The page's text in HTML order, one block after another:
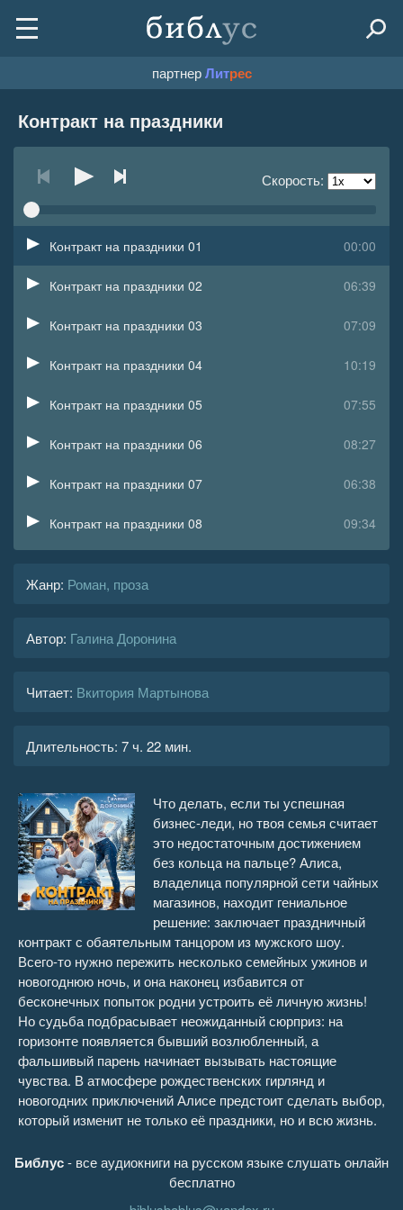
партнерЛитрес
Контракт на праздники
Скорость:
00:00
Контракт на праздники 01
06:39
Контракт на праздники 02
07:09
Контракт на праздники 03
10:19
Контракт на праздники 04
07:55
Контракт на праздники 05
08:27
Контракт на праздники 06
06:38
Контракт на праздники 07
09:34
Контракт на праздники 08
Контракт на праздники 11
Контракт на праздники 15
08:28
Контракт на праздники 16
08:56
Контракт на праздники 17
08:46
Контракт на праздники 18
11:14
Контракт на праздники 19
08:19
Контракт на праздники 20
Контракт на праздники 21
Контракт на праздники 22
11:48
Контракт на праздники 23
08:56
Контракт на праздники 24
Жанр: Роман, проза
Автор: Галина Доронина
Читает: Вкитория Мартынова
Длительность: 7 ч. 22 мин.
Что делать, если ты успешная
бизнес-леди, но твоя семья считает
это недостаточным достижением
без кольца на пальце? Алиса,
владелица популярной сети чайных
магазинов, находит гениальное
решение: заключает праздничный
контракт с обаятельным танцором из мужского шоу.
Всего-то нужно пережить несколько семейных ужинов и
новогоднюю ночь, и она наконец избавится от
бесконечных попыток родни устроить её личную жизнь!
Но судьба подбрасывает неожиданный сюрприз: на
горизонте появляется бывший возлюбленный, а
фальшивый парень начинает вызывать настоящие
чувства. В атмосфере рождественских гирлянд и
новогодних приключений Алисе предстоит сделать выбор,
который изменит не только её праздники, но и всю жизнь.
Библус- все аудиокниги на русском языке слушать онлайн
бесплатно